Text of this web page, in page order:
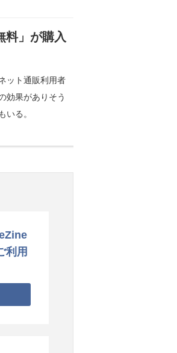
料」が購入
ット通販利用者
効果がありそう
いる。
利用